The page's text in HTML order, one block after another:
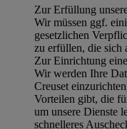
Zur Erfüllung
Wir müssen ggf.
gesetzlichen
zu erfüllen, die sich
Zur Einrichtung
Wir werden Ihre
Creuset
Vorteilen gibt, die
um unsere Dienste
schnelleres